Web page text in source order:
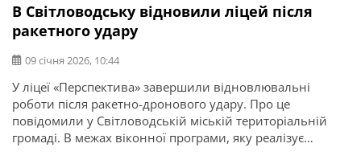
В Світловодську відновили ліцей після
ракетного удару
09 січня 2026, 10:44
У ліцеї «Перспектива» завершили відновлювальні
роботи після ракетно-дронового удару. Про це
повідомили у Світловодській міській територіальній
громаді. В межах віконної програми, яку реалізує